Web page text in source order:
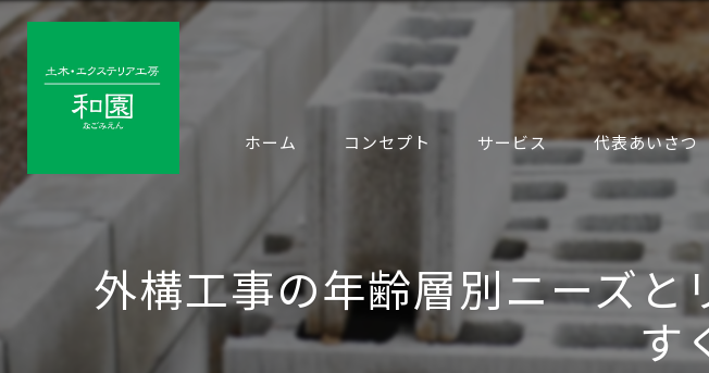
ホーム コンセプト サービス 代表あいさつ
外構工事の年齢層別ニーズ
す